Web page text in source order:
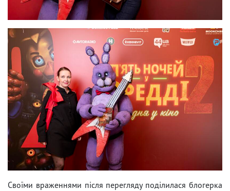
Своїми враженнями після перегляду поділилася блогерка